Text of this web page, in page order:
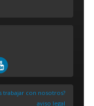
trabajar con nosotros?
aviso legal